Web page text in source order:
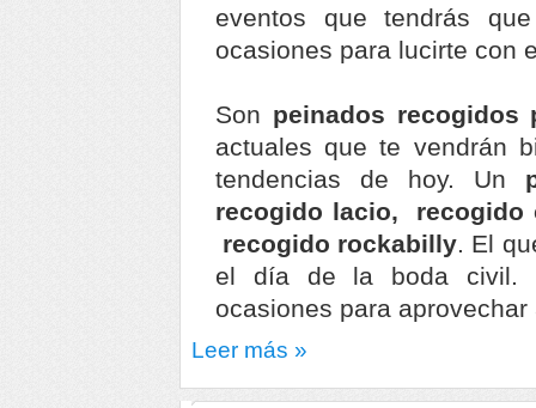
eventos que tendrás
ocasiones para lucirte con
Son peinados
actuales que te vendrán
tendencias de hoy. Un
recogido lacio,
recogido rockabilly . El
el día de la boda civil.
ocasiones para
Leer más »